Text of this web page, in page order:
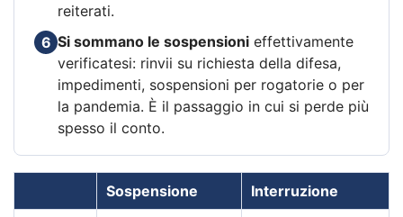
reiterati.
6 Si sommano le sospensioni effettivamente
verificatesi: rinvii su richiesta della difesa,
impedimenti, sospensioni per rogatorie o per
la pandemia. È il passaggio in cui si perde più
spesso il conto.
Sospensione Interruzione